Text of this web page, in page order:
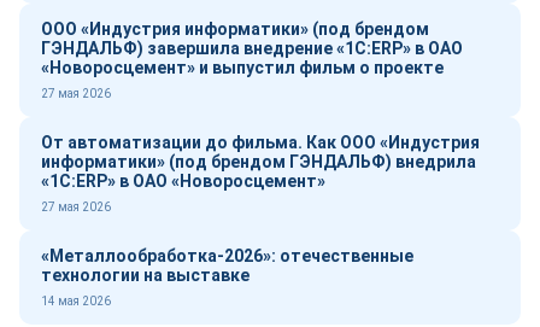
ООО «Индустрия информатики» (под брендом
ГЭНДАЛЬФ) завершила внедрение «1С:ERP» в ОАО
«Новоросцемент» и выпустил фильм о проекте
27 мая 2026
От автоматизации до фильма. Как ООО «Индустрия
информатики» (под брендом ГЭНДАЛЬФ) внедрила
«1С:ERP» в ОАО «Новоросцемент»
27 мая 2026
«Металлообработка-2026»: отечественные
технологии на выставке
14 мая 2026